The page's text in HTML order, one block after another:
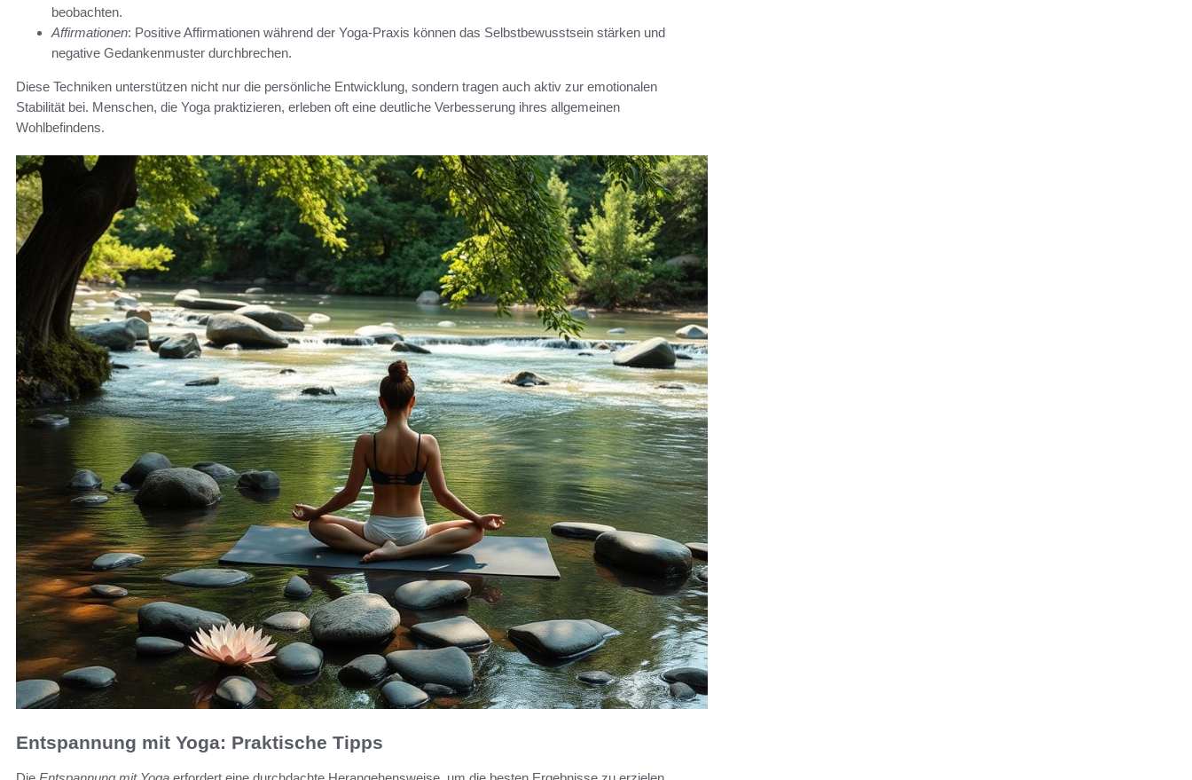
beobachten.
Affirmationen: Positive Affirmationen während der Yoga-Praxis können das Selbstbewusstsein stärken und
negative Gedankenmuster durchbrechen.
Diese Techniken unterstützen nicht nur die persönliche Entwicklung, sondern tragen auch aktiv zur emotionalen
Stabilität bei. Menschen, die Yoga praktizieren, erleben oft eine deutliche Verbesserung ihres allgemeinen
Wohlbefindens.
Entspannung mit Yoga: Praktische Tipps